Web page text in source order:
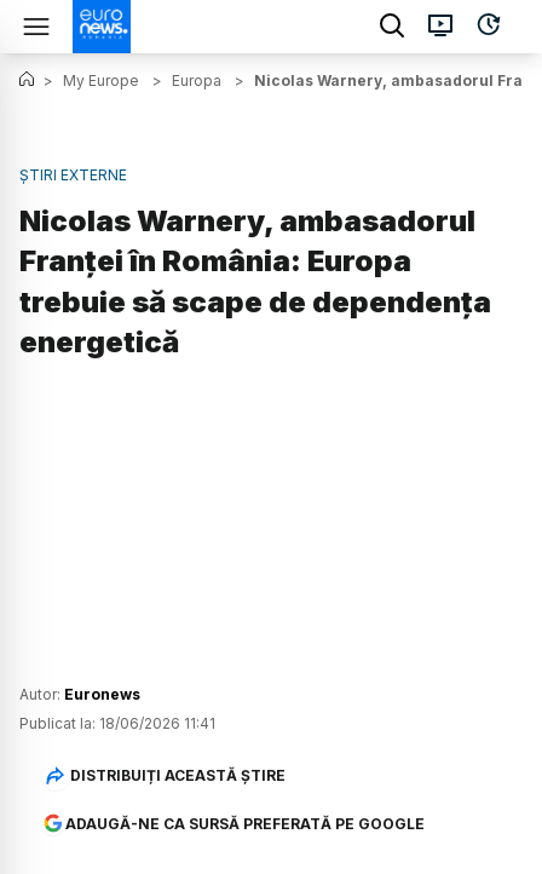
> My Europe > Europa > Nicolas Warnery, ambasadorul
ȘTIRI EXTERNE
Nicolas Warnery, ambasadorul
Franței în România: Europa
trebuie să scape de dependența
energetică
Autor: Euronews
Publicat la: 18/06/2026 11:41
DISTRIBUIȚI ACEASTĂ ȘTIRE
ADAUGĂ-NE CA SURSĂ PREFERATĂ PE GOOGLE